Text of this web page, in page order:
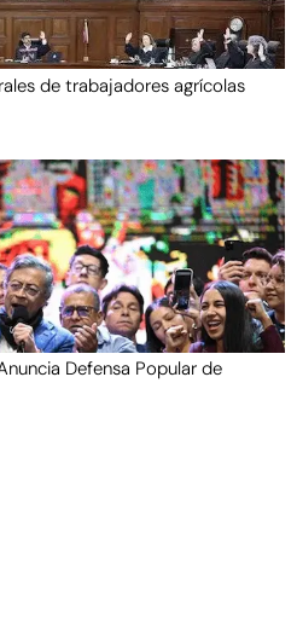
de trabajadores agrícolas
Defensa Popular de